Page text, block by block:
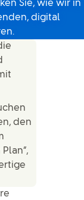
Sie, wie wir in
digital
den